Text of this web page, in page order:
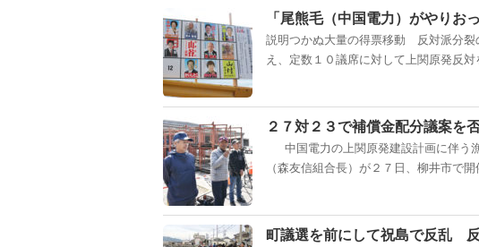
「尾熊毛（中国電力）がやり
説明つかぬ大量の得票移動 反対派分
え、定数１０議席に対して上関原発反
２７対２３で補償金配分議案を
中国電力の上関原発建設計画に伴う
（森友信組合長）が２７日、柳井市で
町議選を前にして祝島で反乱